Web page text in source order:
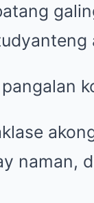
naman,